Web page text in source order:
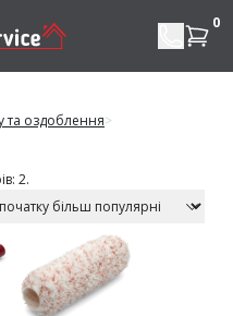
0
та оздоблення>
2.